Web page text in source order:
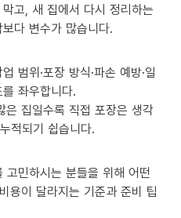
고, 새 집에서 다시 정리하는
다 변수가 많습니다.
범위·포장 방식·파손 예방·일
좌우합니다.
집일수록 직접 포장은 생각
적되기 쉽습니다.
고민하시는 분들을 위해 어떤
용이 달라지는 기준과 준비 팁